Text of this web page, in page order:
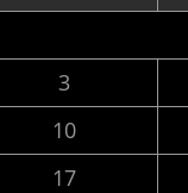
3
10
17